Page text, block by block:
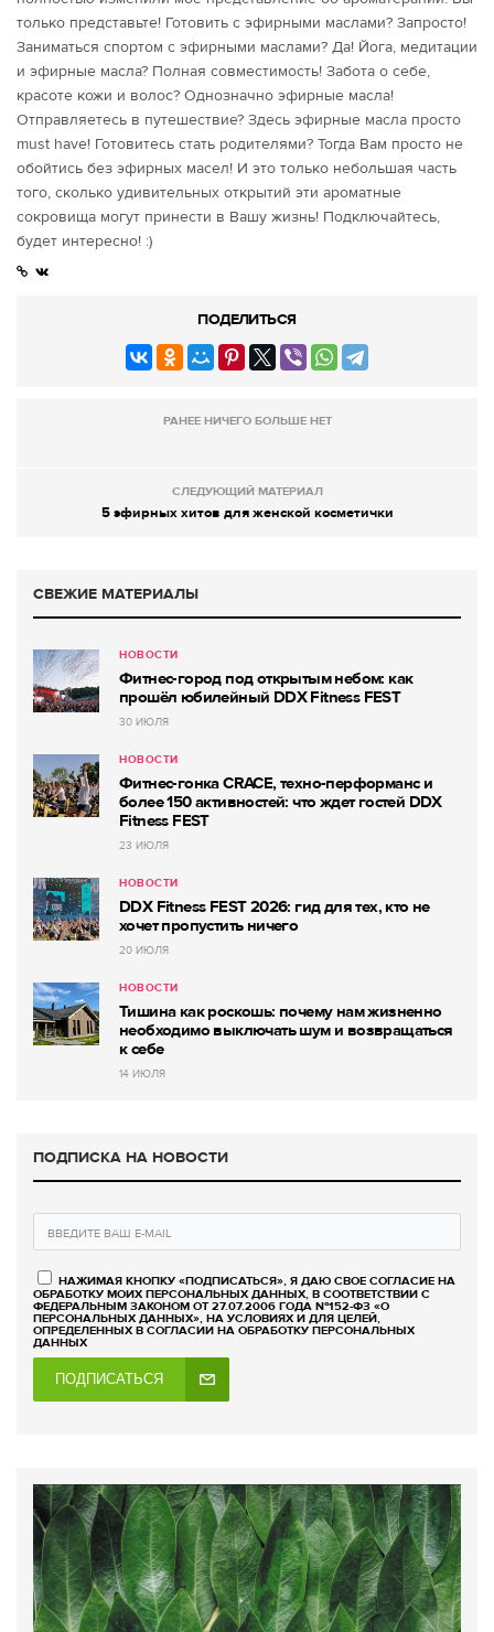
только представьте! Готовить с эфирными маслами? Запросто!
Заниматься спортом с эфирными маслами? Да! Йога, медитации
и эфирные масла? Полная совместимость! Забота о себе,
красоте кожи и волос? Однозначно эфирные масла!
Отправляетесь в путешествие? Здесь эфирные масла просто
must have! Готовитесь стать родителями? Тогда Вам просто не
обойтись без эфирных масел! И это только небольшая часть
того, сколько удивительных открытий эти ароматные
сокровища могут принести в Вашу жизнь! Подключайтесь,
будет интересно! :)
ПОДЕЛИТЬСЯ
РАНЕЕ НИЧЕГО БОЛЬШЕ НЕТ
СЛЕДУЮЩИЙ МАТЕРИАЛ
5 эфирных хитов для женской косметички
СВЕЖИЕ МАТЕРИАЛЫ
НОВОСТИ
Фитнес-город под открытым небом: как
прошёл юбилейный DDX Fitness FEST
30 ИЮЛЯ
НОВОСТИ
Фитнес-гонка CRACE, техно-перформанс и
более 150 активностей: что ждет гостей DDX
Fitness FEST
23 ИЮЛЯ
НОВОСТИ
DDX Fitness FEST 2026: гид для тех, кто не
хочет пропустить ничего
20 ИЮЛЯ
НОВОСТИ
Тишина как роскошь: почему нам жизненно
необходимо выключать шум и возвращаться
к себе
14 ИЮЛЯ
ПОДПИСКА НА НОВОСТИ
НАЖИМАЯ КНОПКУ «ПОДПИСАТЬСЯ», Я ДАЮ СВОЕ СОГЛАСИЕ НА
ОБРАБОТКУ МОИХ ПЕРСОНАЛЬНЫХ ДАННЫХ, В СООТВЕТСТВИИ С
ФЕДЕРАЛЬНЫМ ЗАКОНОМ ОТ 27.07.2006 ГОДА №152-ФЗ «О
ПЕРСОНАЛЬНЫХ ДАННЫХ», НА УСЛОВИЯХ И ДЛЯ ЦЕЛЕЙ,
ОПРЕДЕЛЕННЫХ В СОГЛАСИИ НА ОБРАБОТКУ ПЕРСОНАЛЬНЫХ
ДАННЫХ
ПОДПИСАТЬСЯ